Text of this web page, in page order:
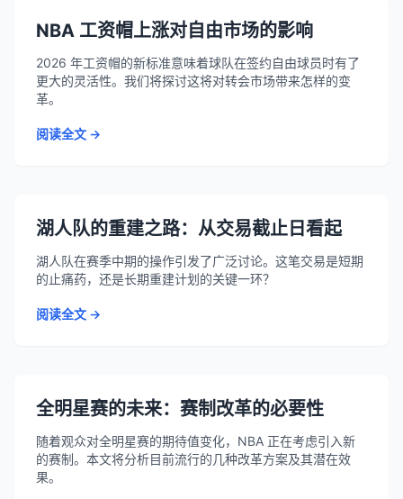
NBA 工资帽上涨对自由市场的影响
2026 年工资帽的新标准意味着球队在签约自由球员时有了
更大的灵活性。我们将探讨这将对转会市场带来怎样的变
革。
阅读全文 →
湖人队的重建之路：从交易截止日看起
湖人队在赛季中期的操作引发了广泛讨论。这笔交易是短期
的止痛药，还是长期重建计划的关键一环？
阅读全文 →
全明星赛的未来：赛制改革的必要性
随着观众对全明星赛的期待值变化，NBA 正在考虑引入新
的赛制。本文将分析目前流行的几种改革方案及其潜在效
果。